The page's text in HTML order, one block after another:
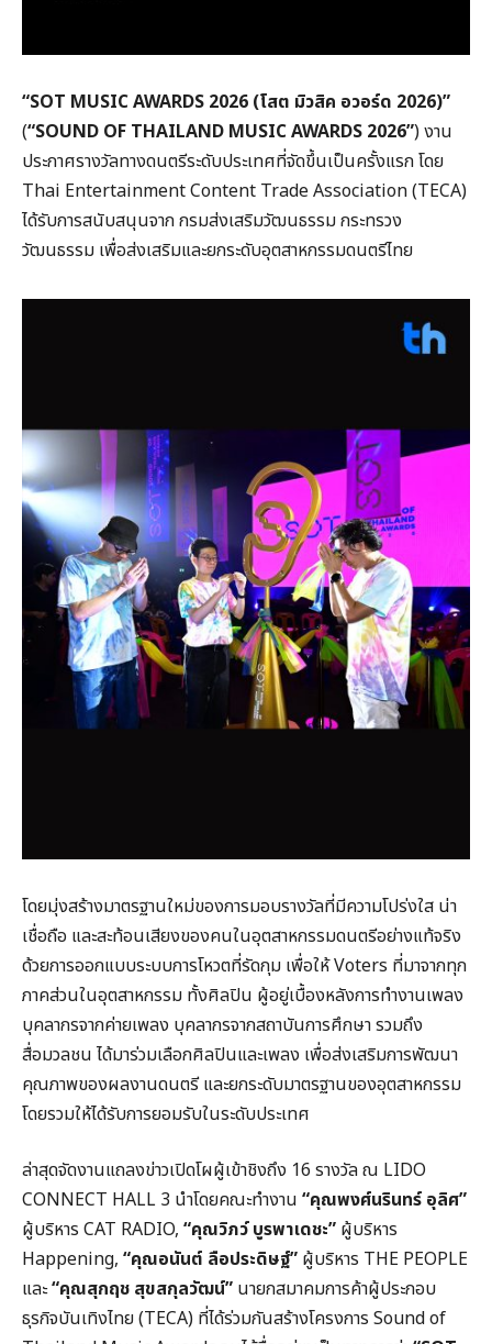
“SOT MUSIC AWARDS 2026 (โสต มิวสิค อวอร์ด 2026)”
(“SOUND OF THAILAND MUSIC AWARDS 2026”) งาน
ประกาศรางวัลทางดนตรีระดับประเทศที่จัดขึ้นเป็นครั้งแรก โดย
Thai Entertainment Content Trade Association (TECA)
ได้รับการสนับสนุนจาก กรมส่งเสริมวัฒนธรรม กระทรวง
วัฒนธรรม เพื่อส่งเสริมและยกระดับอุตสาหกรรมดนตรีไทย
โดยมุ่งสร้างมาตรฐานใหม่ของการมอบรางวัลที่มีความโปร่งใส น่า
เชื่อถือ และสะท้อนเสียงของคนในอุตสาหกรรมดนตรีอย่างแท้จริง
ด้วยการออกแบบระบบการโหวตที่รัดกุม เพื่อให้ Voters ที่มาจากทุก
ภาคส่วนในอุตสาหกรรม ทั้งศิลปิน ผู้อยู่เบื้องหลังการทำงานเพลง
บุคลากรจากค่ายเพลง บุคลากรจากสถาบันการศึกษา รวมถึง
สื่อมวลชน ได้มาร่วมเลือกศิลปินและเพลง เพื่อส่งเสริมการพัฒนา
คุณภาพของผลงานดนตรี และยกระดับมาตรฐานของอุตสาหกรรม
โดยรวมให้ได้รับการยอมรับในระดับประเทศ
ล่าสุดจัดงานแถลงข่าวเปิดโผผู้เข้าชิงถึง 16 รางวัล ณ LIDO
CONNECT HALL 3 นำโดยคณะทำงาน “คุณพงศ์นรินทร์ อุลิศ”
ผู้บริหาร CAT RADIO, “คุณวิภว์ บูรพาเดชะ” ผู้บริหาร
Happening, “คุณอนันต์ ลือประดิษฐ์” ผู้บริหาร THE PEOPLE
และ“คุณสุกฤช สุขสกุลวัฒน์” นายกสมาคมการค้าผู้ประกอบ
ธุรกิจบันเทิงไทย (TECA) ที่ได้ร่วมกันสร้างโครงการ Sound of